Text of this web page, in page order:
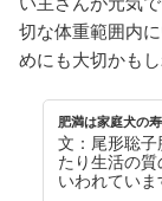
切な体重範囲内
めにも大切かもし
肥満は家庭犬の
文：尾形聡子
たり生活の質
いわれてい